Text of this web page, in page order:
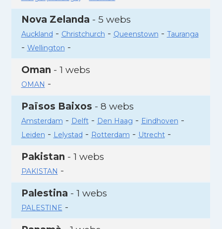
Nova Zelanda - 5 webs
Auckland - Christchurch - Queenstown - Tauranga
- Wellington -
Oman - 1 webs
OMAN -
Països Baixos - 8 webs
Amsterdam - Delft- Den Haag - Eindhoven -
Leiden - Lelystad - Rotterdam - Utrecht-
Pakistan - 1 webs
PAKISTAN -
Palestina - 1 webs
PALESTINE -